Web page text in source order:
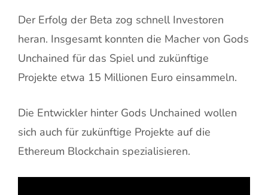
Der Erfolg der Beta zog schnell Investoren
heran. Insgesamt konnten die Macher von Gods
Unchained für das Spiel und zukünftige
Projekte etwa 15 Millionen Euro einsammeln.
Die Entwickler hinter Gods Unchained wollen
sich auch für zukünftige Projekte auf die
Ethereum Blockchain spezialisieren.